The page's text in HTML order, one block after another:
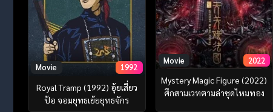
Movie 1992
Royal Tramp (1992) อุ้ยเสี่ยว
ป้อ จอมยุทธเย้ยยุทธจักร
Movie 2022
Mystery Magic Figure (2022)
ศึกสามเวทตามล่าชุดไหมทอง